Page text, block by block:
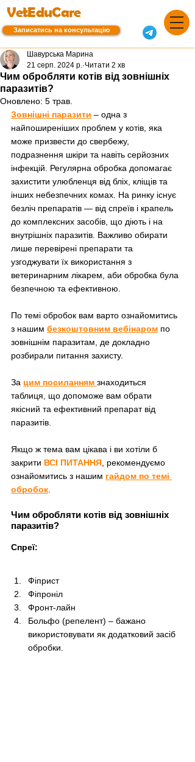
VetEduCare
Записатись на консультацію
Чим обробляти котів від зовнішніх
паразитів?
Шавурська Марина
21 серп. 2024 р. Читати 2 хв
Оновлено: 5 трав.
Зовнішні паразити – одна з
найпоширеніших проблем у котів, яка
може призвести до свербежу,
подразнення шкіри та навіть серйозних
інфекцій. Регулярна обробка допомагає
захистити улюбленця від бліх, кліщів та
інших небезпечних комах. На ринку існує
безліч препаратів — від спреїв і крапель
до комплексних засобів, що діють і на
внутрішніх паразитів. Важливо обирати
лише перевірені препарати та
узгоджувати їх використання з
ветеринарним лікарем, аби обробка була
безпечною та ефективною.
По темі обробок вам варто ознайомитись
з нашим безкоштовним вебінаром по
зовнішнім паразитам, де докладно
розбирали питання захисту.
За цим посиланням знаходиться
таблиця, що допоможе вам обрати
якісний та ефективний препарат від
паразитів.
Якщо ж тема вам цікава і ви хотіли б
закрити ВСІ ПИТАННЯ , рекомендуємо
ознайомитись з нашим гайдом по темі
обробок
Чим обробляти котів від зовнішніх
паразитів?
Спреї:
Фіприст
Фіпроніл
Фронт-лайн
Больфо (репелент) – бажано
використовувати як додатковий засіб
обробки.